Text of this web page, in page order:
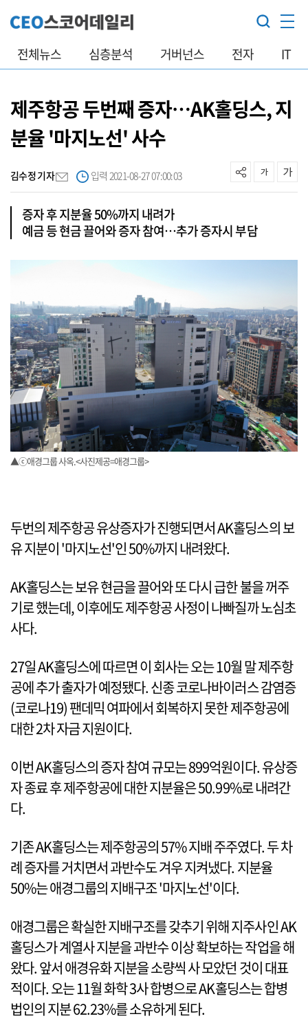
전체뉴스 심층분석 거버넌스 전자 IT
제주항공 두번째 증자…AK홀딩스, 지
분율 '마지노선' 사수
김수정 기자 입력 2021-08-27 07:00:03
증자 후 지분율 50%까지 내려가
예금 등 현금 끌어와 증자 참여…추가 증자시 부담
▲ⓒ애경그룹 사옥.<사진제공=애경그룹>
두번의 제주항공 유상증자가 진행되면서 AK홀딩스의 보
유 지분이 '마지노선'인 50%까지 내려왔다.
AK홀딩스는 보유 현금을 끌어와 또 다시 급한 불을 꺼주
기로 했는데, 이후에도 제주항공 사정이 나빠질까 노심초
사다.
27일 AK홀딩스에 따르면 이 회사는 오는 10월 말 제주항
공에 추가 출자가 예정됐다. 신종 코로나바이러스 감염증
(코로나19) 팬데믹 여파에서 회복하지 못한 제주항공에
대한 2차 자금 지원이다.
이번 AK홀딩스의 증자 참여 규모는 899억원이다. 유상증
자 종료 후 제주항공에 대한 지분율은 50.99%로 내려간
다.
기존 AK홀딩스는 제주항공의 57% 지배 주주였다. 두 차
례 증자를 거치면서 과반수도 겨우 지켜냈다. 지분율
50%는 애경그룹의 지배구조 '마지노선'이다.
애경그룹은 확실한 지배구조를 갖추기 위해 지주사인 AK
홀딩스가 계열사 지분을 과반수 이상 확보하는 작업을 해
왔다. 앞서 애경유화 지분을 소량씩 사 모았던 것이 대표
적이다. 오는 11월 화학 3사 합병으로 AK홀딩스는 합병
법인의 지분 62.23%를 소유하게 된다.